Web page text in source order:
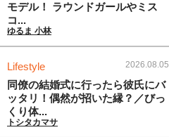
モデル！ ラウンドガールやミス
コ...
ゆるま 小林
Lifestyle 2026.08.05
同僚の結婚式に行ったら彼氏にバ
ッタリ！偶然が招いた縁？／びっ
くり体...
トシタカマサ